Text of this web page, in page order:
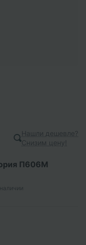
Нашли дешевле?
Снизим цену!
П606М